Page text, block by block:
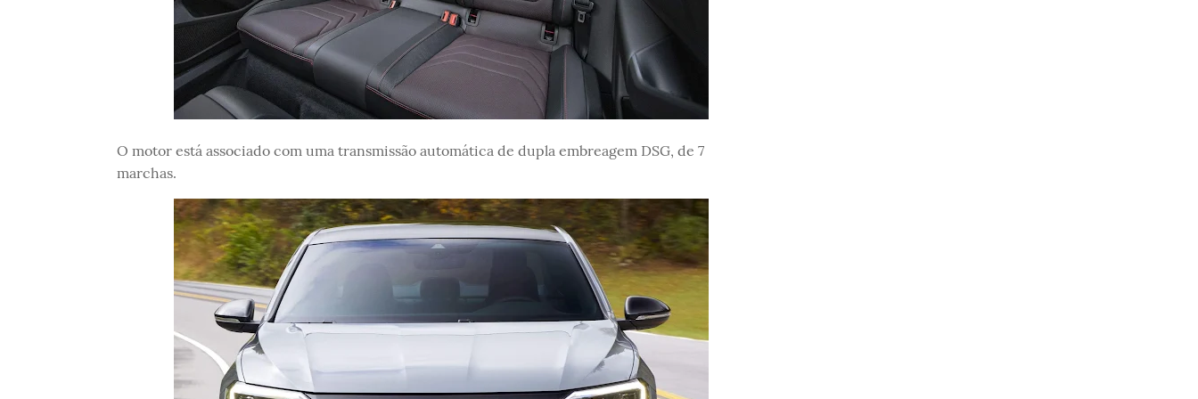
O motor está associado com uma transmissão automática de dupla embreagem DSG, de 7
marchas.